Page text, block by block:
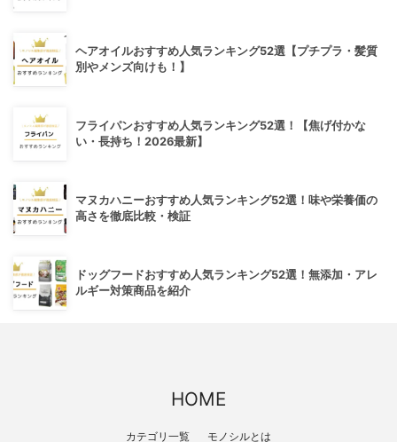
ヘアオイルおすすめ人気ランキング52選【プチプラ・髪質
別やメンズ向けも！】
フライパンおすすめ人気ランキング52選！【焦げ付かな
い・長持ち！2026最新】
マヌカハニーおすすめ人気ランキング52選！味や栄養価の
高さを徹底比較・検証
ドッグフードおすすめ人気ランキング52選！無添加・アレ
ルギー対策商品を紹介
HOME
カテゴリ一覧 モノシルとは